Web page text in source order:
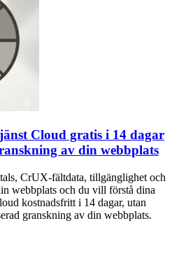
Cloud gratis i 14 dagar
av din webbplats
CrUX-fältdata, tillgänglighet och
webbplats och du vill förstå dina
kostnadsfritt i 14 dagar, utan
granskning av din webbplats.